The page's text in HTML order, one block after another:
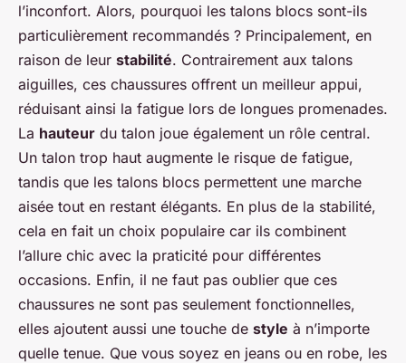
l’inconfort. Alors, pourquoi les talons blocs sont-ils
particulièrement recommandés ? Principalement, en
raison de leur stabilité. Contrairement aux talons
aiguilles, ces chaussures offrent un meilleur appui,
réduisant ainsi la fatigue lors de longues promenades.
La hauteur du talon joue également un rôle central.
Un talon trop haut augmente le risque de fatigue,
tandis que les talons blocs permettent une marche
aisée tout en restant élégants. En plus de la stabilité,
cela en fait un choix populaire car ils combinent
l’allure chic avec la praticité pour différentes
occasions. Enfin, il ne faut pas oublier que ces
chaussures ne sont pas seulement fonctionnelles,
elles ajoutent aussi une touche de style à n’importe
quelle tenue. Que vous soyez en jeans ou en robe, les